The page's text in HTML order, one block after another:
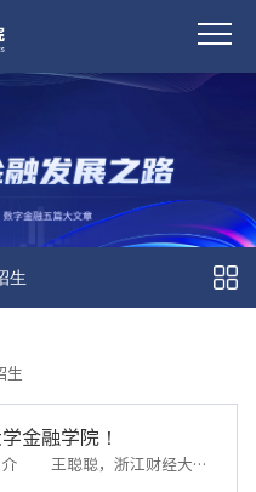
生
生
金融学院！
学院名称金融学院院长简介 王聪聪，浙江财经大学金融学院院长，教授、博士生导师；政协第十三届浙江省委员会委员、民盟浙江省委会委员（金融专委会副主任）、浙江省统一战线理论研究会理事、政协第一届杭州市钱塘区委员会委员；省级重点建设实验教学示范中心“金融科技与数智金融实验教学示范中心”负责人。 主讲投资学、固定收益证券、金融工程案例等多门本科生、研究生课程，撰写教学案例获评第一届全国金融专业学...